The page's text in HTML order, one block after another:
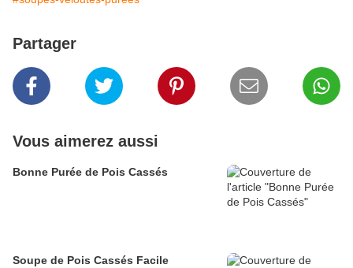
Partager
Vous aimerez aussi
Bonne Purée de Pois Cassés
Soupe de Pois Cassés Facile